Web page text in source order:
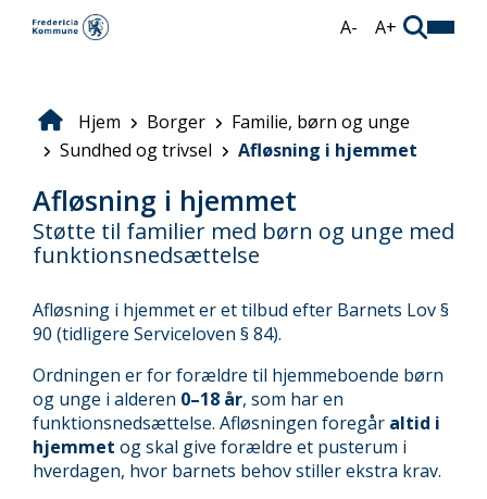
A- A+
Brødkrumme
Hjem Borger
Familie, børn og unge
Sundhed og trivsel
Afløsning i hjemmet
Afløsning i hjemmet
Støtte til familier med børn og unge med
funktionsnedsættelse
Afløsning i hjemmet er et tilbud efter Barnets Lov §
90 (tidligere Serviceloven § 84).
Ordningen er for forældre til hjemmeboende børn
og unge i alderen 0–18 år, som har en
funktionsnedsættelse. Afløsningen foregår altid i
hjemmet og skal give forældre et pusterum i
hverdagen, hvor barnets behov stiller ekstra krav.